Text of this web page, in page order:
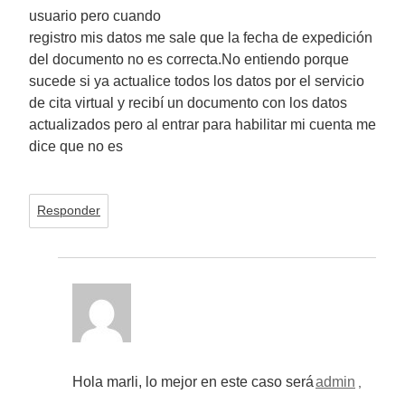
usuario pero cuando
registro mis datos me sale que la fecha de expedición
del documento no es correcta.No entiendo porque
sucede si ya actualice todos los datos por el servicio
de cita virtual y recibí un documento con los datos
actualizados pero al entrar para habilitar mi cuenta me
dice que no es
Responder
admin
Hola marli, lo mejor en este caso será